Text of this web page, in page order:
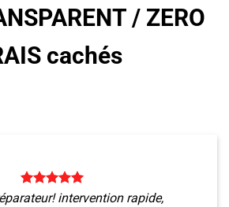
/ ZERO
cachés
intervention rapide,